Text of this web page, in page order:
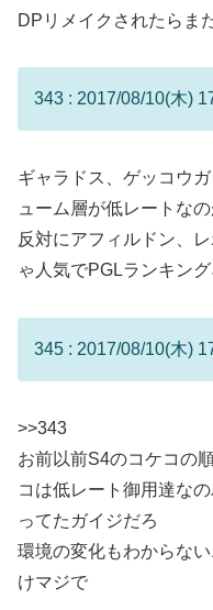
DPリメイクされたらま
343 : 2017/08/10(木)
ギャラドス、ゲッコウ
ューム層が低レートな
反対にアフィルドン、
ゃ人気でPGLランキン
345 : 2017/08/10(木)
>>343
お前以前S4のコケコの
コは低レート御用達な
ってたガイジだろ
環境の変化もわからな
けマジで